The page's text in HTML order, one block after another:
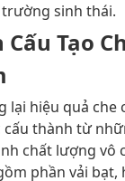
sinh thái.
Cấu Tạo
lại hiệu quả
cấu thành từ
chất lượng vô
phần vải